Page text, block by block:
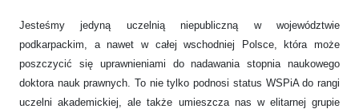
Jesteśmy jedyną uczelnią niepubliczną w województwie
podkarpackim, a nawet w całej wschodniej Polsce, która może
poszczycić się uprawnieniami do nadawania stopnia naukowego
doktora nauk prawnych. To nie tylko podnosi status WSPiA do rangi
uczelni akademickiej, ale także umieszcza nas w elitarnej grupie